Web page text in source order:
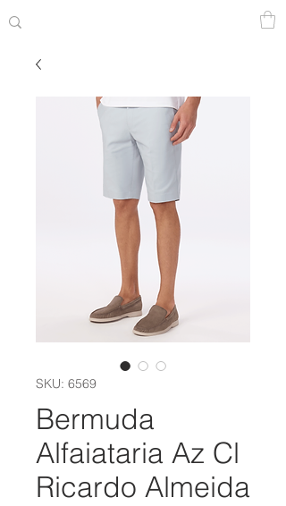
SKU: 6569
Bermuda
Alfaiataria Az Cl
Ricardo Almeida